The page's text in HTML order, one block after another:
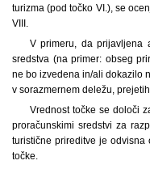
turizma (pod točko VI.), se
VIII.
V primeru, da prijavljena
sredstva (na primer: obseg
ne bo izvedena in/ali dokazilo
v sorazmernem deležu,
Vrednost točke se določi
proračunskimi sredstvi za
turistične prireditve je odvisna
točke.